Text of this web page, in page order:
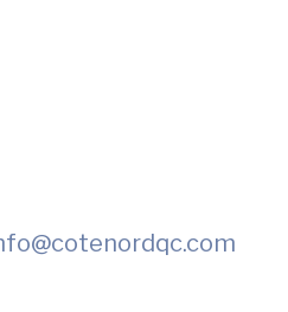
@cotenordqc.com